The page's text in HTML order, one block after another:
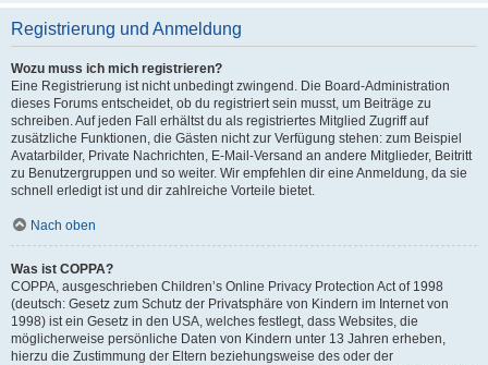
Registrierung und Anmeldung
Wozu muss ich mich registrieren?
Eine Registrierung ist nicht unbedingt zwingend. Die Board-Administration
dieses Forums entscheidet, ob du registriert sein musst, um Beiträge zu
schreiben. Auf jeden Fall erhältst du als registriertes Mitglied Zugriff auf
zusätzliche Funktionen, die Gästen nicht zur Verfügung stehen: zum Beispiel
Avatarbilder, Private Nachrichten, E-Mail-Versand an andere Mitglieder, Beitritt
zu Benutzergruppen und so weiter. Wir empfehlen dir eine Anmeldung, da sie
schnell erledigt ist und dir zahlreiche Vorteile bietet.
Nach oben
Was ist COPPA?
COPPA, ausgeschrieben Children’s Online Privacy Protection Act of 1998
(deutsch: Gesetz zum Schutz der Privatsphäre von Kindern im Internet von
1998) ist ein Gesetz in den USA, welches festlegt, dass Websites, die
möglicherweise persönliche Daten von Kindern unter 13 Jahren erheben,
hierzu die Zustimmung der Eltern beziehungsweise des oder der